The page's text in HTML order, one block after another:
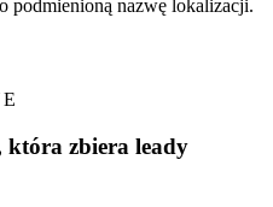
podmienioną nazwę lokalizacji.
która zbiera leady